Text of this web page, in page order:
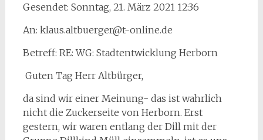
Gesendet: Sonntag, 21. März 2021 12:36
An: klaus.altbuerger@t-online.de
Betreff: RE: WG: Stadtentwicklung Herborn
Guten Tag Herr Altbürger,
da sind wir einer Meinung- das ist wahrlich
nicht die Zuckerseite von Herborn. Erst
gestern, wir waren entlang der Dill mit der